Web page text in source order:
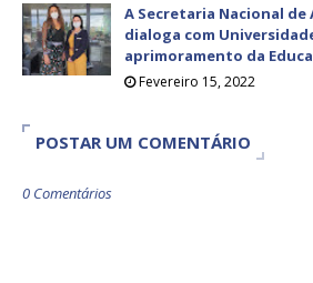
A Secretaria Nacional de
dialoga com
aprimoramento da
Fevereiro 15, 2022
POSTAR UM COMENTÁRIO
0 Comentários